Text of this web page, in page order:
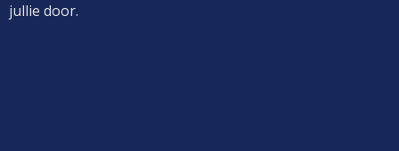
jullie door.